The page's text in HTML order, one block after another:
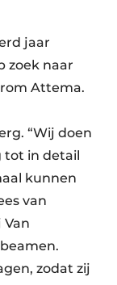
jaar
zoek naar
Attema.
“Wij doen
tot in detail
kunnen
van
zodat zij